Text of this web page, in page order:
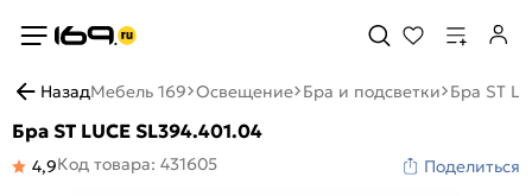
НазадМебель 169 Освещение Бра и подсветки Бра ST
Бра ST LUCE SL394.401.04
4,9Код товара: 431605 Поделиться